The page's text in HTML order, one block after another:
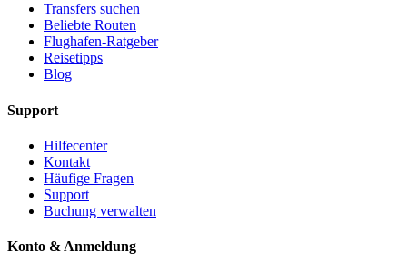
Transfers suchen
Beliebte Routen
Flughafen-Ratgeber
Reisetipps
Blog
Support
Hilfecenter
Kontakt
Häufige Fragen
Support
Buchung verwalten
Konto & Anmeldung